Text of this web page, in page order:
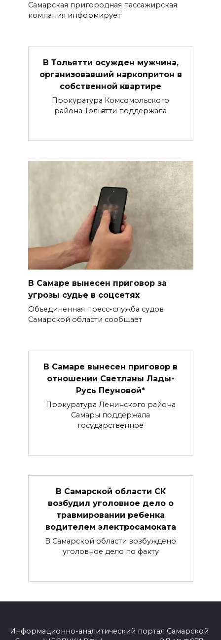
Самарская пригородная пассажирская
компания информирует
В Тольятти осужден мужчина,
организовавший наркопритон в
собственной квартире
Прокуратура Комсомольского
района Тольятти поддержала
В Самаре вынесен приговор за
угрозы судье в соцсетях
Объединенная пресс-служба судов
Самарской области сообщает
В Самаре вынесен приговор в
отношении Светланы Лады-
Русь Пеуновой*
Прокуратура Ленинского района
Самары поддержала
государственное
В Самарской области СК
возбудил уголовное дело о
травмировании ребенка
водителем электросамоката
В Самарской области возбуждено
уголовное дело по факту
Информационно-аналитический портал Самарской